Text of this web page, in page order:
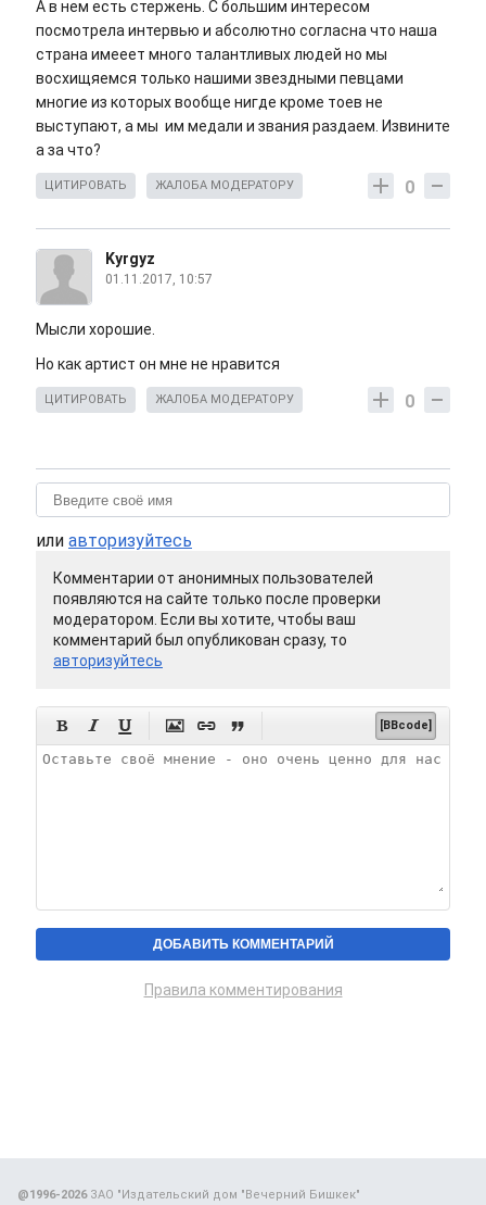
А в нем есть стержень. С большим интересом
посмотрела интервью и абсолютно согласна что наша
страна имееет много талантливых людей но мы
восхищяемся только нашими звездными певцами
многие из которых вообще нигде кроме тоев не
выступают, а мы им медали и звания раздаем. Извините
а за что?
0
ЦИТИРОВАТЬ ЖАЛОБА МОДЕРАТОРУ
Kyrgyz
01.11.2017, 10:57
Мысли хорошие.
Но как артист он мне не нравится
0
ЦИТИРОВАТЬ ЖАЛОБА МОДЕРАТОРУ
или авторизуйтесь
Комментарии от анонимных пользователей
появляются на сайте только после проверки
модератором. Если вы хотите, чтобы ваш
комментарий был опубликован сразу, то
авторизуйтесь
      [BBcode]
Правила комментирования
@1996-2026ЗАО "Издательский дом "Вечерний Бишкек"